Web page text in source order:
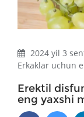
2024 yil 3
Erkaklar uchun
Erektil
eng yaxshi